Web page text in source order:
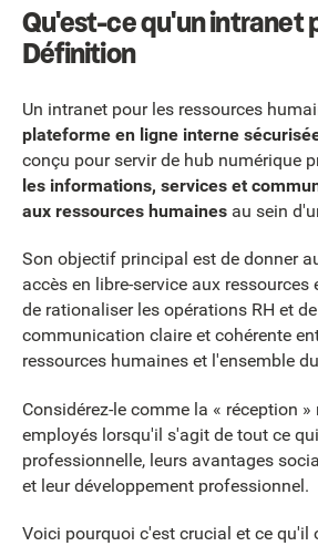
Qu'est-ce qu'un intranet
Définition
Un intranet pour les ressources
plateforme en ligne interne
conçu pour servir de hub numérique
les informations, services et
aux ressources humaines au sein
Son objectif principal est de donner
accès en libre-service aux ressources
de rationaliser les opérations RH et
communication claire et cohérente
ressources humaines et l'ensemble
Considérez-le comme la « réception
employés lorsqu'il s'agit de tout ce
professionnelle, leurs avantages
et leur développement professionnel.
Voici pourquoi c'est crucial et ce qu'il